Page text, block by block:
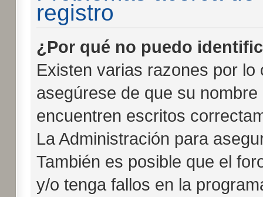
registro
¿Por qué no puedo
Existen varias razones por
asegúrese de que su
encuentren escritos
La Administración para
También es posible que el
y/o tenga fallos en la